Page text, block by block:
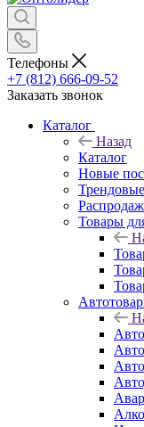
Телефоны
+7 (812) 666-09-52
Заказать звонок
Каталог
Назад
Каталог
Новые
Товары